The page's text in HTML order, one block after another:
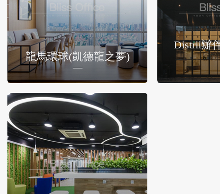
龍馬環球(凱德龍之夢)
Distrii辦